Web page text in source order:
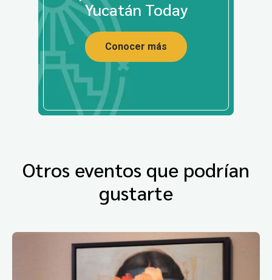
Yucatán Today
Conocer más
Otros eventos que podrían
gustarte